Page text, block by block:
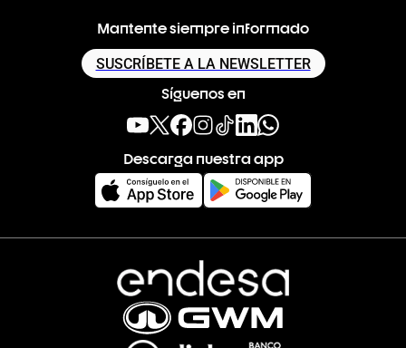
Mantente siempre informado
SUSCRÍBETE A LA NEWSLETTER
Síguenos en
Descarga nuestra app